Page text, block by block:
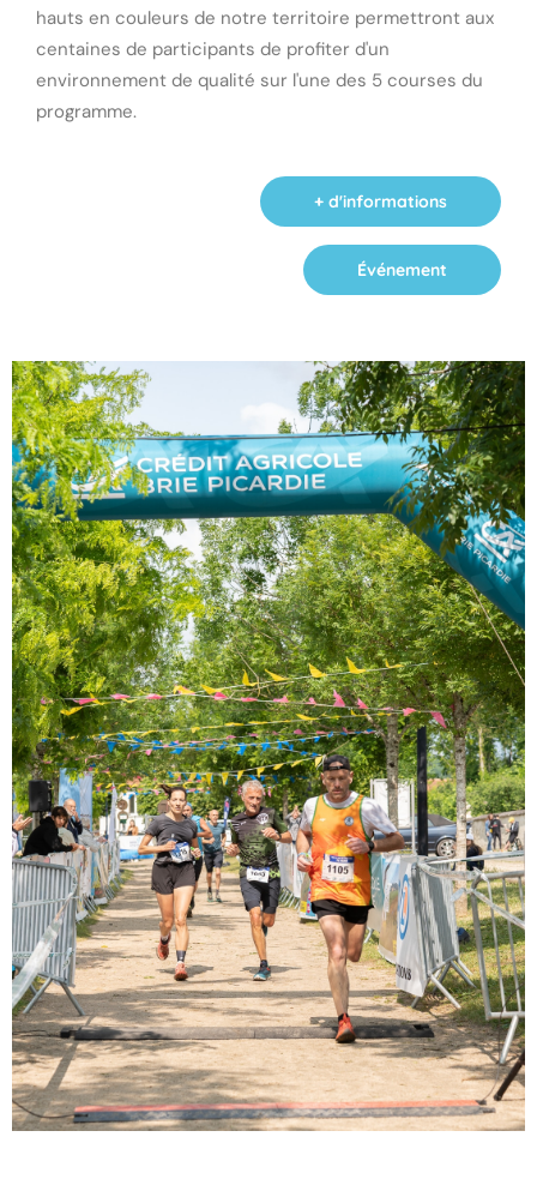
hauts en couleurs de notre territoire permettront aux
centaines de participants de profiter d'un
environnement de qualité sur l'une des 5 courses du
programme.
+ d'informations
Événement